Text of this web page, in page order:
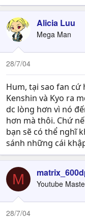
Alicia Luu
Mega Man
28/7/04
Hum, tại sao fan cứ
Kenshin và Kyo ra
dc lòng hơn vì nó
hơn mà thôi. Chứ
bạn sẽ có thể nghĩ
sánh những cái
M Youtube
28/7/04